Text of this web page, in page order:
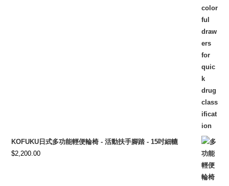
KOFUKU日式多功能輕便輪椅 - 活動扶手腳踏 - 15吋細轆
$2,200.00